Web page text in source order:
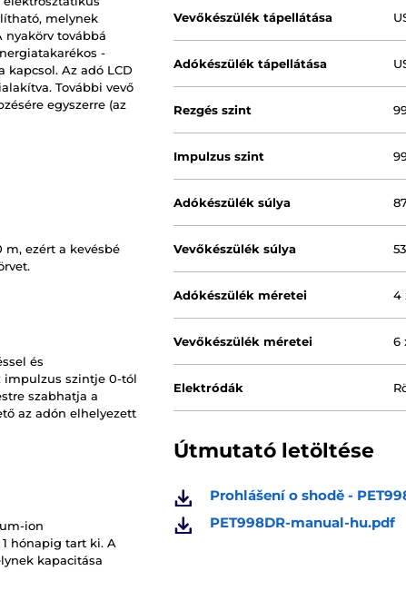
melynek
nyakörv továbbá
-
Az adó LCD
További vevő
egyszerre (az
m, ezért a kevésbé
és
impulzus szintje 0-tól
szabhatja a
az adón elhelyezett
ion
hónapig tart ki. A
kapacitása
Vevőkészülék tápellátása
Adókészülék tápellátása
Rezgés szint
Impulzus szint
Adókészülék súlya
Vevőkészülék súlya
Adókészülék méretei 4
Vevőkészülék méretei 6
Elektródák
Útmutató letöltése
Prohlášení o shodě -
PET998DR-manual-hu.pdf